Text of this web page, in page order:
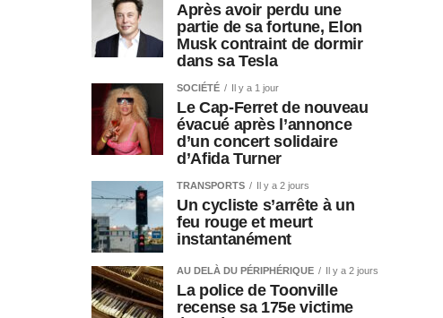
Après avoir perdu une
partie de sa fortune, Elon
Musk contraint de dormir
dans sa Tesla
SOCIÉTÉ Il y a 1 jour
Le Cap-Ferret de nouveau
évacué après l’annonce
d’un concert solidaire
d’Afida Turner
TRANSPORTS Il y a 2 jours
Un cycliste s’arrête à un
feu rouge et meurt
instantanément
AU DELÀ DU PÉRIPHÉRIQUE Il y a 2 jours
La police de Toonville
recense sa 175e victime